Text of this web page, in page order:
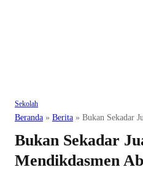
Sekolah
Beranda » Berita » Bukan Sekadar
Bukan Sekadar
Mendikdasmen